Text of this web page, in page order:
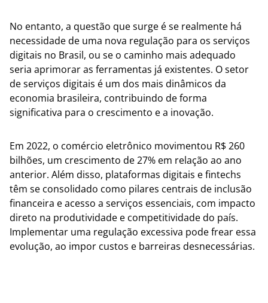
No entanto, a questão que surge é se realmente há
necessidade de uma nova regulação para os serviços
digitais no Brasil, ou se o caminho mais adequado
seria aprimorar as ferramentas já existentes. O setor
de serviços digitais é um dos mais dinâmicos da
economia brasileira, contribuindo de forma
significativa para o crescimento e a inovação.
Em 2022, o comércio eletrônico movimentou R$ 260
bilhões, um crescimento de 27% em relação ao ano
anterior. Além disso, plataformas digitais e fintechs
têm se consolidado como pilares centrais de inclusão
financeira e acesso a serviços essenciais, com impacto
direto na produtividade e competitividade do país.
Implementar uma regulação excessiva pode frear essa
evolução, ao impor custos e barreiras desnecessárias.